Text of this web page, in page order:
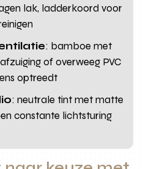
lak, ladderkoord voor
: bamboe met
of overweeg PVC
optreedt
: neutrale tint met matte
constante lichtsturing